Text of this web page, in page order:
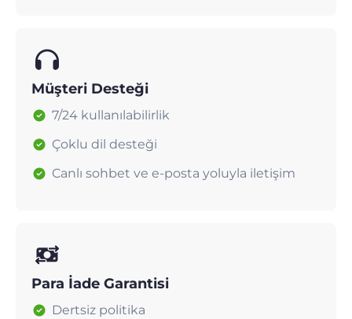
Müşteri Desteği
7/24 kullanılabilirlik
Çoklu dil desteği
Canlı sohbet ve e-posta yoluyla iletişim
Para İade Garantisi
Dertsiz politika